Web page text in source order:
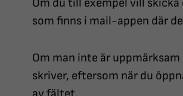
Om du till exempel vill
som finns i mail-appen där
Om man inte är
skriver, eftersom när du